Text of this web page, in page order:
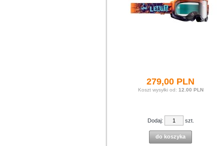
279,00 PLN
Koszt wysyłki od: 12.00 PLN
Dodaj: szt.
do koszyka